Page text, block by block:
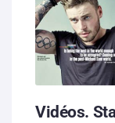
Hébergement
Vidéos.